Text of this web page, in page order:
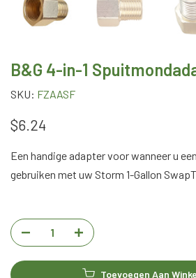
B&G 4-in-1
SKU: FZAASF
$6.24
Een handige adapter voor wanneer u
gebruiken met uw Storm 1-Gallon
Toevoegen Aan